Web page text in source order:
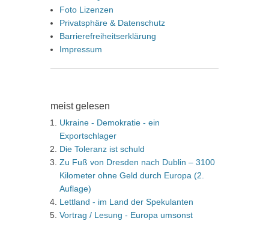
Foto Lizenzen
Privatsphäre & Datenschutz
Barrierefreiheitserklärung
Impressum
meist gelesen
Ukraine - Demokratie - ein
Exportschlager
Die Toleranz ist schuld
Zu Fuß von Dresden nach Dublin – 3100
Kilometer ohne Geld durch Europa (2.
Auflage)
Lettland - im Land der Spekulanten
Vortrag / Lesung - Europa umsonst